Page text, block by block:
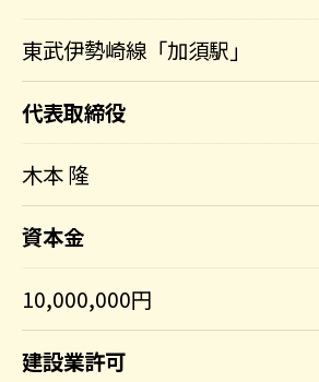
東武伊勢崎線「加須駅」
代表取締役
木本 隆
資本金
10,000,000円
建設業許可